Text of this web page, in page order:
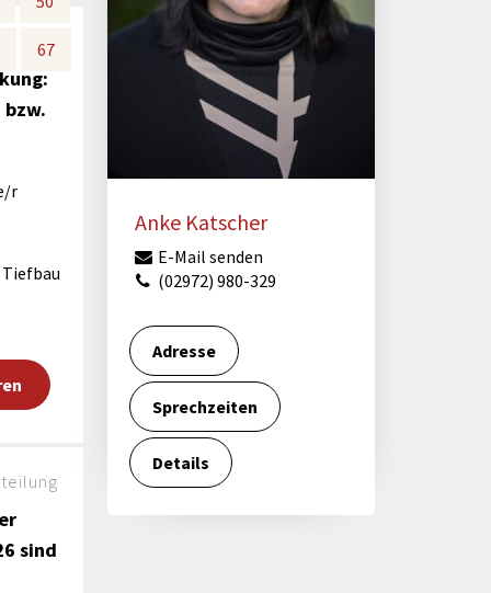
Förderungen von Bund und Land
Wald & Forst
67
r
sind
67
Anke Katscher
E-Mail senden
(02972) 980-329
Adresse
Sprechzeiten
Details